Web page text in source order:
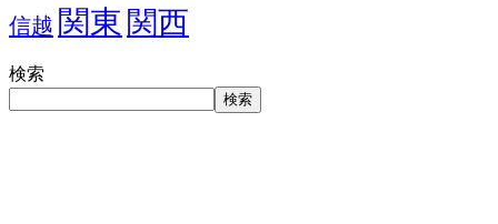
信越 関東 関西
検索
検索